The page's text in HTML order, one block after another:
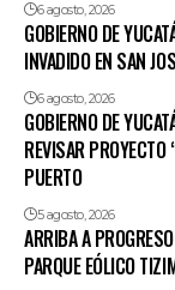
6 agosto, 2026
GOBIERNO DE
INVADIDO EN SAN
6 agosto, 2026
GOBIERNO DE
REVISAR
PUERTO
5 agosto, 2026
ARRIBA A
PARQUE EÓLICO